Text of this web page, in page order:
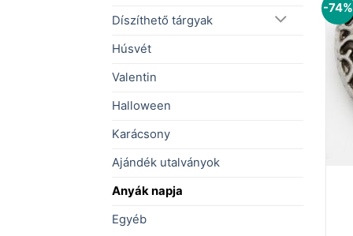
Díszíthető tárgyak
Húsvét
Valentin
Halloween
Karácsony
Ajándék utalványok
Anyák napja
Egyéb
-74%